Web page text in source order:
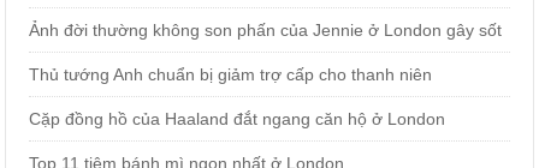
Ảnh đời thường không son phấn của Jennie ở London gây sốt
Thủ tướng Anh chuẩn bị giảm trợ cấp cho thanh niên
Cặp đồng hồ của Haaland đắt ngang căn hộ ở London
Top 11 tiệm bánh mì ngon nhất ở London